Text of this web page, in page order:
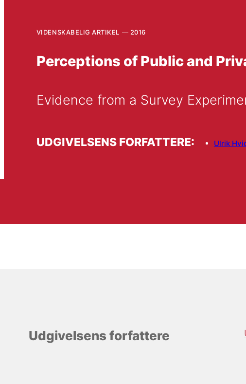
VIDENSKABELIG ARTIKEL 2016
Perceptions of Public and
Evidence from a Survey
UDGIVELSENS FORFATTERE: Ulrik
Udgivelsens forfattere